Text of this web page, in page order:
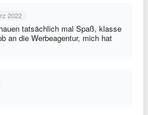
2022
tatsächlich mal Spaß, klasse
an die Werbeagentur, mich hat